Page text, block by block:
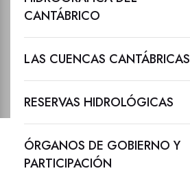
CANTÁBRICO
LAS CUENCAS CANTÁBRICAS
RESERVAS HIDROLÓGICAS
ÓRGANOS DE GOBIERNO Y
PARTICIPACIÓN